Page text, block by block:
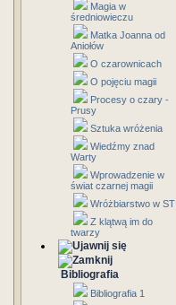
Magia w
średniowieczu
Matka Joanna od
Aniołów
O czarownicach
O pojęciu magii
Procesy o czary -
Prusy
Sztuka wróżenia
Wiedźmy znad
Warty
Wprowadzenie w
świat czarnej magii
Wróżbiarstwo w ST
Z klątwą im do
twarzy
Bibliografia
Bibliografia 1